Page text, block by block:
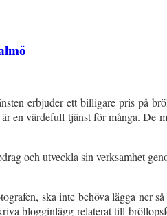
erbjuder ett billigare pris på
en värdefull tjänst för många. De
och utveckla sin verksamhet
ska inte behöva lägga ner
blogginlägg relaterat till